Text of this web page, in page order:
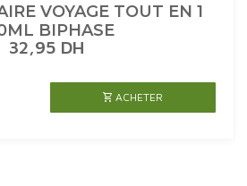
VOYAGE TOUT EN 1
BIPHASE
32,95 DH
ACHETER